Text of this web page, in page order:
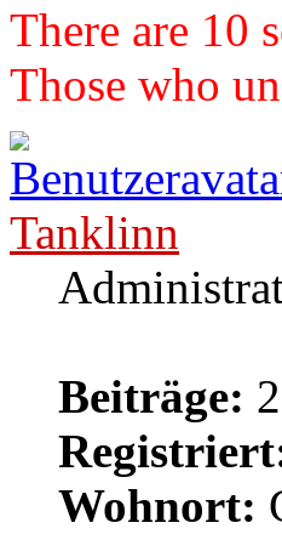
There are 10
Those who
Tanklinn
Beiträge:
Wohnort: